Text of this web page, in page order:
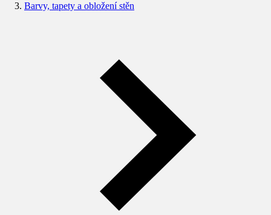
Barvy, tapety a obložení stěn